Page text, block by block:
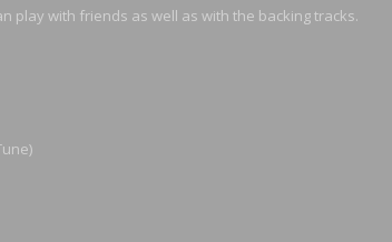
play with friends as well as with the backing tracks.